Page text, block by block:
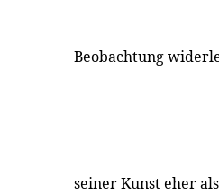
Beobachtung
seiner Kunst eher